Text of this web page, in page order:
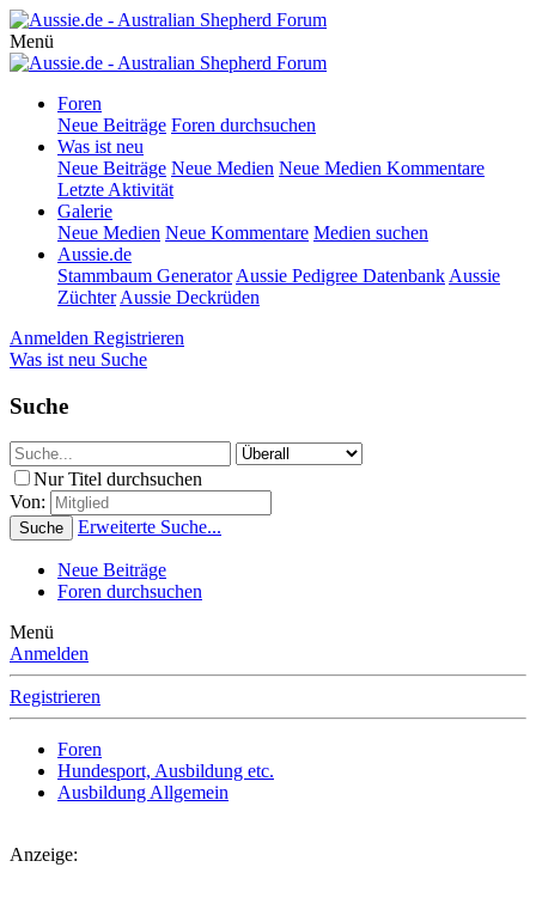
Menü
Foren
Neue Beiträge Foren durchsuchen
Was ist neu
Neue Beiträge Neue Medien Neue Medien Kommentare
Letzte Aktivität
Galerie
Neue Medien Neue Kommentare Medien suchen
Aussie.de
Stammbaum Generator Aussie Pedigree Datenbank Aussie
Züchter Aussie Deckrüden
Anmelden Registrieren
Was ist neu Suche
Suche
Nur Titel durchsuchen
Von:
Suche Erweiterte Suche...
Neue Beiträge
Foren durchsuchen
Menü
Anmelden
Registrieren
Foren
Hundesport, Ausbildung etc.
Ausbildung Allgemein
Anzeige: